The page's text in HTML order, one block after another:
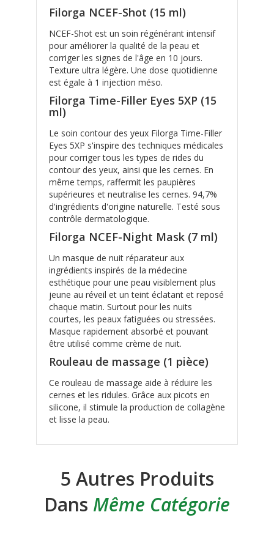
Filorga NCEF-Shot (15 ml)
NCEF-Shot est un soin régénérant intensif
pour améliorer la qualité de la peau et
corriger les signes de l'âge en 10 jours.
Texture ultra légère. Une dose quotidienne
est égale à 1 injection méso.
Filorga Time-Filler Eyes 5XP (15
ml)
Le soin contour des yeux Filorga Time-Filler
Eyes 5XP s'inspire des techniques médicales
pour corriger tous les types de rides du
contour des yeux, ainsi que les cernes. En
même temps, raffermit les paupières
supérieures et neutralise les cernes. 94,7%
d'ingrédients d'origine naturelle. Testé sous
contrôle dermatologique.
Filorga NCEF-Night Mask (7 ml)
Un masque de nuit réparateur aux
ingrédients inspirés de la médecine
esthétique pour une peau visiblement plus
jeune au réveil et un teint éclatant et reposé
chaque matin. Surtout pour les nuits
courtes, les peaux fatiguées ou stressées.
Masque rapidement absorbé et pouvant
être utilisé comme crème de nuit.
Rouleau de massage (1 pièce)
Ce rouleau de massage aide à réduire les
cernes et les ridules. Grâce aux picots en
silicone, il stimule la production de collagène
et lisse la peau.
5 Autres Produits
Dans Même Catégorie